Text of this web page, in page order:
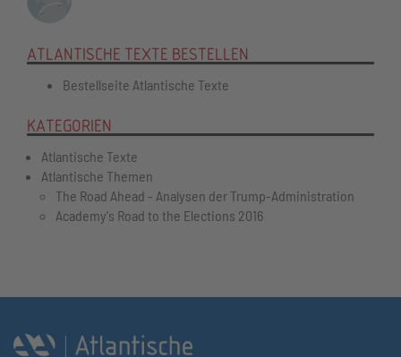
ATLANTISCHE TEXTE BESTELLEN
Bestellseite Atlantische Texte
KATEGORIEN
Atlantische Texte
Atlantische Themen
The Road Ahead - Analysen der Trump-Administration
Academy's Road to the Elections 2016